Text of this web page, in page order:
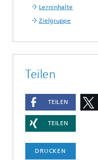
Lerninhalte
Zielgruppe
Teilen
TEILEN
TEILEN
DRUCKEN